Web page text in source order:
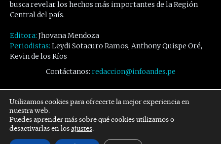
busca revelar los hechos más importantes de la Región
Central del país.
Editora: Jhovana Mendoza
Periodistas: Leydi Sotacuro Ramos, Anthony Quispe Oré,
Kevin de los Ríos
Contáctanos: redaccion@infoandes.pe
Síguenos
Facebook Twitter Youtube
Utilizamos cookies para ofrecerte la mejor experiencia en
nuestra web.
Puedes aprender más sobre qué cookies utilizamos o
desactivarlas en losajustes.